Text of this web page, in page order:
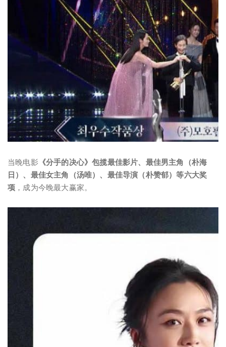
当晚电影 《分手的决心》包揽最佳影片、最佳男主角（朴海
日）、最佳女主角（汤唯）、最佳导演（朴赞郁）等六大奖
项 ，成为今晚最大赢家。